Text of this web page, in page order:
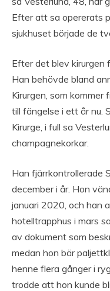
Efter att sa opererats
sjukhuset började de
Efter det blev kirurgen
Han behövde bland
Kirurgen, som kommer
till fängelse i ett år nu.
Kirurge, i full sa
champagnekorkar.
Han fjärrkontrollerade
december i år. Hon
januari 2020, och han
hotelltrapphus i mars
av dokument som
medan hon bär
henne flera gånger i
trodde att hon kunde